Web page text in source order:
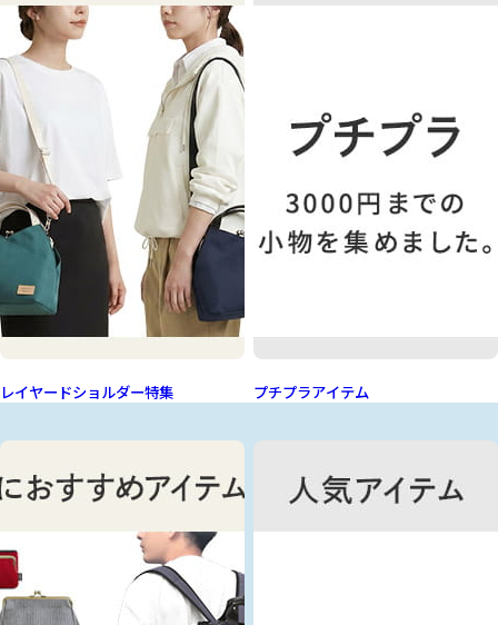
レイヤードショルダー特集 プチプラアイテム